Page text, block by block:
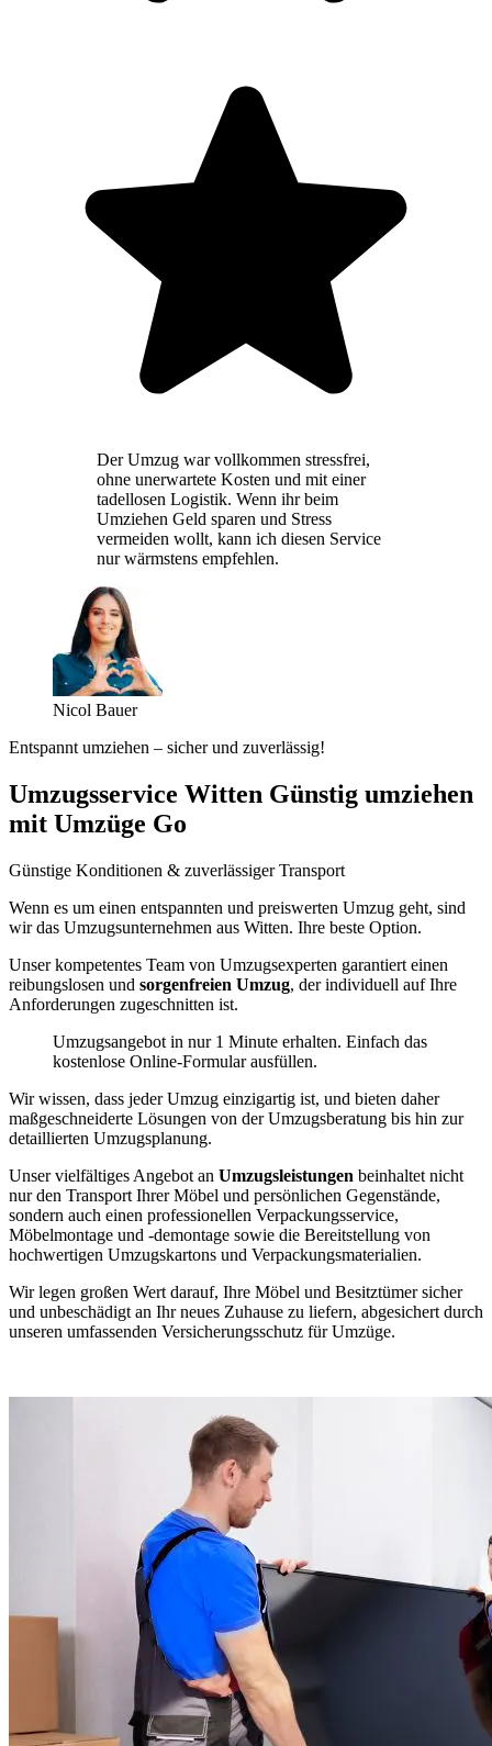
Der Umzug war vollkommen stressfrei,
ohne unerwartete Kosten und mit einer
tadellosen Logistik. Wenn ihr beim
Umziehen Geld sparen und Stress
vermeiden wollt, kann ich diesen Service
nur wärmstens empfehlen.
Nicol Bauer
Entspannt umziehen – sicher und zuverlässig!
Umzugsservice Witten Günstig umziehen
mit Umzüge Go
Günstige Konditionen & zuverlässiger Transport
Wenn es um einen entspannten und preiswerten Umzug geht, sind
wir das Umzugsunternehmen aus Witten. Ihre beste Option.
Unser kompetentes Team von Umzugsexperten garantiert einen
reibungslosen und sorgenfreien Umzug, der individuell auf Ihre
Anforderungen zugeschnitten ist.
Umzugsangebot in nur 1 Minute erhalten. Einfach das
kostenlose Online-Formular ausfüllen.
Wir wissen, dass jeder Umzug einzigartig ist, und bieten daher
maßgeschneiderte Lösungen von der Umzugsberatung bis hin zur
detaillierten Umzugsplanung.
Unser vielfältiges Angebot an Umzugsleistungen beinhaltet nicht
nur den Transport Ihrer Möbel und persönlichen Gegenstände,
sondern auch einen professionellen Verpackungsservice,
Möbelmontage und -demontage sowie die Bereitstellung von
hochwertigen Umzugskartons und Verpackungsmaterialien.
Wir legen großen Wert darauf, Ihre Möbel und Besitztümer sicher
und unbeschädigt an Ihr neues Zuhause zu liefern, abgesichert durch
unseren umfassenden Versicherungsschutz für Umzüge.